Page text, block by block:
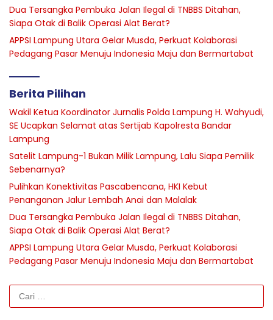
Dua Tersangka Pembuka Jalan Ilegal di TNBBS Ditahan,
Siapa Otak di Balik Operasi Alat Berat?
APPSI Lampung Utara Gelar Musda, Perkuat Kolaborasi
Pedagang Pasar Menuju Indonesia Maju dan Bermartabat
Berita Pilihan
Wakil Ketua Koordinator Jurnalis Polda Lampung H. Wahyudi,
SE Ucapkan Selamat atas Sertijab Kapolresta Bandar
Lampung
Satelit Lampung-1 Bukan Milik Lampung, Lalu Siapa Pemilik
Sebenarnya?
Pulihkan Konektivitas Pascabencana, HKI Kebut
Penanganan Jalur Lembah Anai dan Malalak
Dua Tersangka Pembuka Jalan Ilegal di TNBBS Ditahan,
Siapa Otak di Balik Operasi Alat Berat?
APPSI Lampung Utara Gelar Musda, Perkuat Kolaborasi
Pedagang Pasar Menuju Indonesia Maju dan Bermartabat
Cari
untuk: